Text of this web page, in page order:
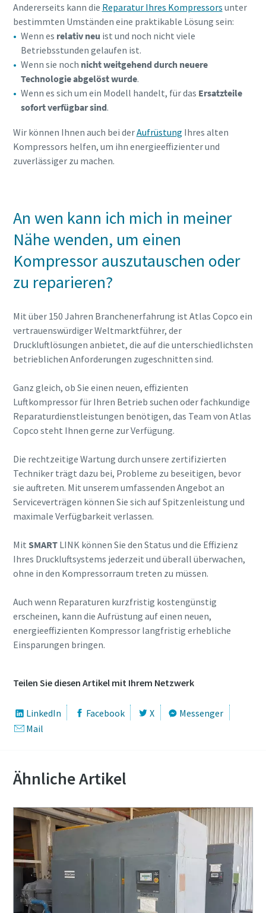
Andererseits kann die Reparatur Ihres Kompressors unter
bestimmten Umständen eine praktikable Lösung sein:
Wenn es relativ neu ist und noch nicht viele
Betriebsstunden gelaufen ist.
Wenn sie noch nicht weitgehend durch neuere
Technologie abgelöst wurde.
Wenn es sich um ein Modell handelt, für das Ersatzteile
sofort verfügbar sind.
Wir können Ihnen auch bei derAufrüstung Ihres alten
Kompressors helfen, um ihn energieeffizienter und
zuverlässiger zu machen.
An wen kann ich mich in meiner
Nähe wenden, um einen
Kompressor auszutauschen oder
zu reparieren?
Mit über 150 Jahren Branchenerfahrung ist Atlas Copco ein
vertrauenswürdiger Weltmarktführer, der
Druckluftlösungen anbietet, die auf die unterschiedlichsten
betrieblichen Anforderungen zugeschnitten sind.
Ganz gleich, ob Sie einen neuen, effizienten
Luftkompressor für Ihren Betrieb suchen oder fachkundige
Reparaturdienstleistungen benötigen, das Team von Atlas
Copco steht Ihnen gerne zur Verfügung.
Die rechtzeitige Wartung durch unsere zertifizierten
Techniker trägt dazu bei, Probleme zu beseitigen, bevor
sie auftreten. Mit unserem umfassenden Angebot an
Serviceverträgen können Sie sich auf Spitzenleistung und
maximale Verfügbarkeit verlassen.
Mit SMARTLINK können Sie den Status und die Effizienz
Ihres Druckluftsystems jederzeit und überall überwachen,
ohne in den Kompressorraum treten zu müssen.
Auch wenn Reparaturen kurzfristig kostengünstig
erscheinen, kann die Aufrüstung auf einen neuen,
energieeffizienten Kompressor langfristig erhebliche
Einsparungen bringen.
Teilen Sie diesen Artikel mit Ihrem Netzwerk
LinkedIn Facebook X
Messenger
Mail
Ähnliche Artikel